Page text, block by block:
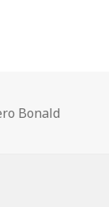
Bonald